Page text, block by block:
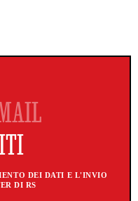
DEI DATI E L'INVIO
DI RS